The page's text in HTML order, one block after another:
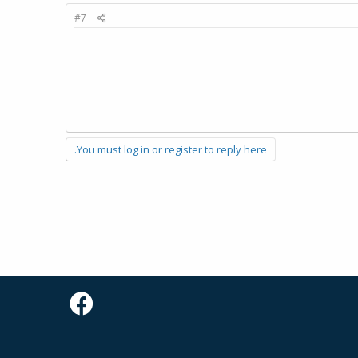
#7
You must log in or register to reply here.